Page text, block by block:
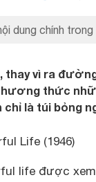
dung chính trong
thay vì ra
thức
chỉ là túi bỏng
Life (1946)
life được